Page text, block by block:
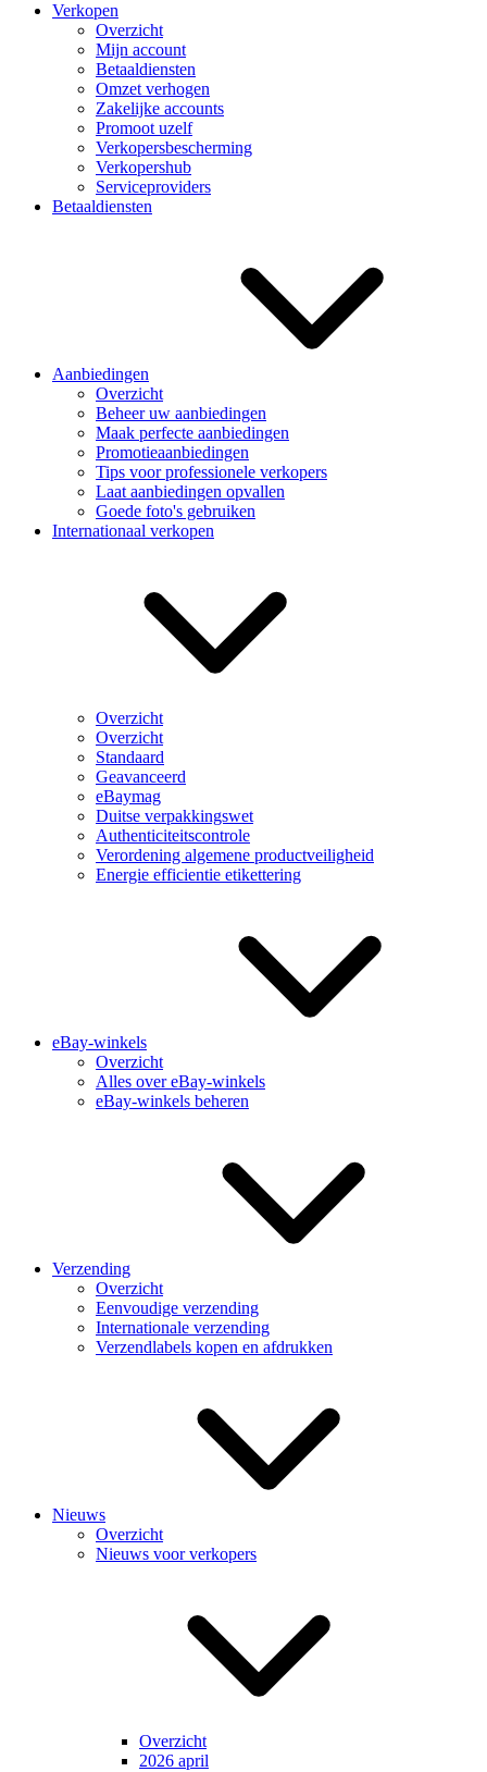
Verkopen
Overzicht
Mijn account
Betaaldiensten
Omzet verhogen
Zakelijke accounts
Promoot uzelf
Verkopersbescherming
Verkopershub
Serviceproviders
Betaaldiensten
Aanbiedingen
Overzicht
Beheer uw aanbiedingen
Maak perfecte aanbiedingen
Promotieaanbiedingen
Tips voor professionele verkopers
Laat aanbiedingen opvallen
Goede foto's gebruiken
Internationaal verkopen
Overzicht
Overzicht
Standaard
Geavanceerd
eBaymag
Duitse verpakkingswet
Authenticiteitscontrole
Verordening algemene productveiligheid
Energie efficientie etikettering
eBay-winkels
Overzicht
Alles over eBay-winkels
eBay-winkels beheren
Verzending
Overzicht
Eenvoudige verzending
Internationale verzending
Verzendlabels kopen en afdrukken
Nieuws
Overzicht
Nieuws voor verkopers
Overzicht
2026 april